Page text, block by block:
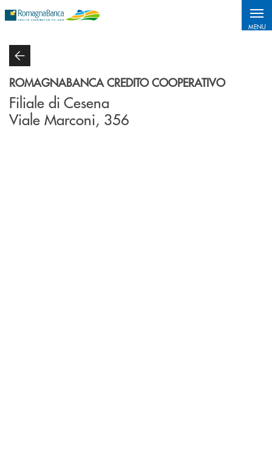
MENU
ROMAGNABANCA CREDITO COOPERATIVO
Filiale di Cesena
Viale Marconi, 356